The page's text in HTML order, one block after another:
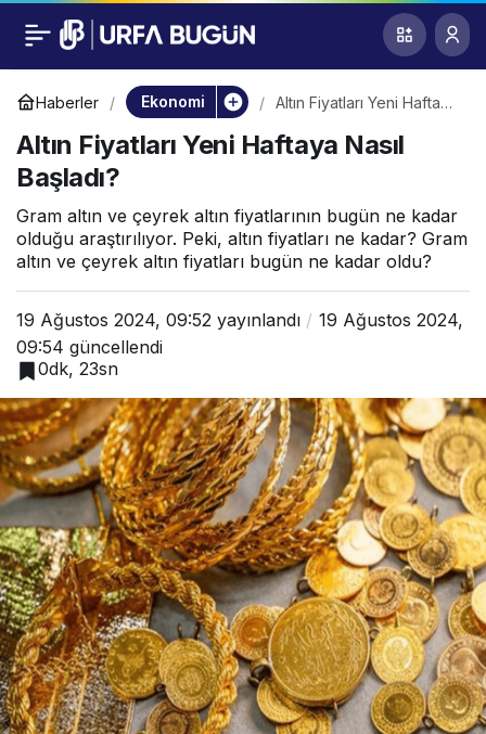
Haberler Ekonomi
Altın Fiyatları Yeni Haftaya
Altın Fiyatları Yeni Haftaya Nasıl
Başladı?
Gram altın ve çeyrek altın fiyatlarının bugün ne kadar
olduğu araştırılıyor. Peki, altın fiyatları ne kadar? Gram
altın ve çeyrek altın fiyatları bugün ne kadar oldu?
19 Ağustos 2024, 09:52 yayınlandı
19 Ağustos 2024,
09:54 güncellendi
0dk, 23sn
Altın Fiyatları Yeni
Haftaya Nasıl
Başladı?
0